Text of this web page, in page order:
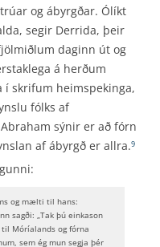
og ábyrgðar. Ólíkt
segir Derrida, þeir
daginn út og
á herðum
í skrifum heimspekinga,
fólks af
sýnir er að fórn
af ábyrgð er allra.9
og mælti til hans:
sagði: „Tak þú einkason
Móríalands og fórna
sem ég mun segja þér